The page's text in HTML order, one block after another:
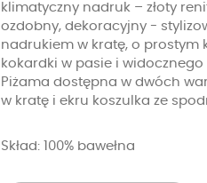
klimatyczny nadruk – złoty
ozdobny, dekoracyjny -
nadrukiem w kratę, o prostym
kokardki w pasie i
Piżama dostępna w dwóch
w kratę i ekru koszulka ze
Skład: 100% bawełna